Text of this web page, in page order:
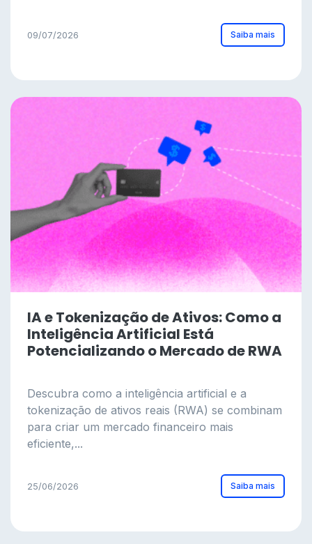
09/07/2026 Saiba mais
IA e Tokenização de Ativos: Como a
Inteligência Artificial Está
Potencializando o Mercado de RWA
Descubra como a inteligência artificial e a
tokenização de ativos reais (RWA) se combinam
para criar um mercado financeiro mais
eficiente,...
25/06/2026 Saiba mais